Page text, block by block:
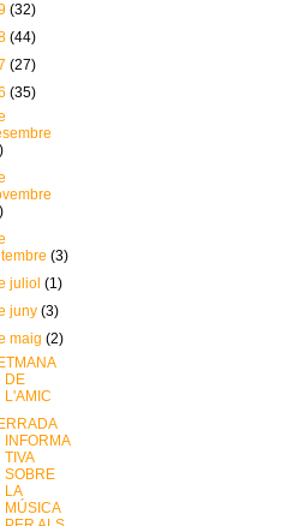
(32)
(44)
(27)
(35)
(3)
juliol(1)
juny(3)
maig(2)
DE
L'AMIC
INFORMA
TIVA
SOBRE
LA
MÚSICA